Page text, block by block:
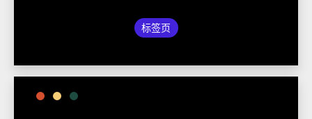
标签页